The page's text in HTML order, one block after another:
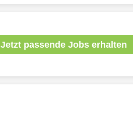
Jetzt passende Jobs erhalten